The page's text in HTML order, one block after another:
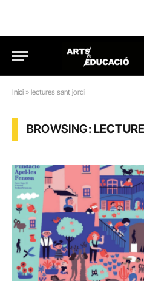
Inici » lectures sant jordi
BROWSING: